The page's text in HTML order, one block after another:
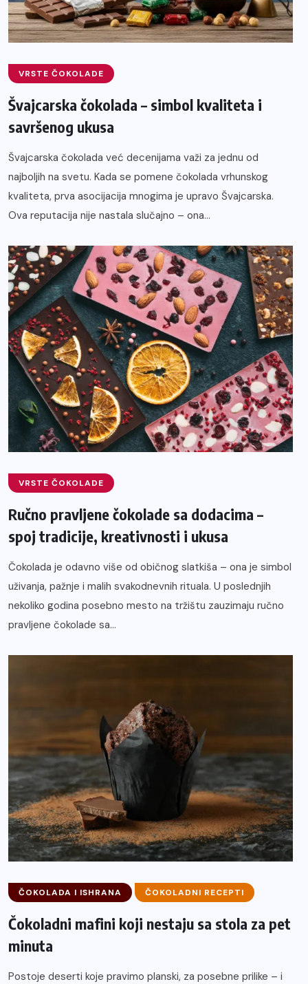
VRSTE ČOKOLADE
Švajcarska čokolada – simbol kvaliteta i
savršenog ukusa
Švajcarska čokolada već decenijama važi za jednu od
najboljih na svetu. Kada se pomene čokolada vrhunskog
kvaliteta, prva asocijacija mnogima je upravo Švajcarska.
Ova reputacija nije nastala slučajno – ona...
VRSTE ČOKOLADE
Ručno pravljene čokolade sa dodacima –
spoj tradicije, kreativnosti i ukusa
Čokolada je odavno više od običnog slatkiša – ona je simbol
uživanja, pažnje i malih svakodnevnih rituala. U poslednjih
nekoliko godina posebno mesto na tržištu zauzimaju ručno
pravljene čokolade sa...
ČOKOLADA I ISHRANA ČOKOLADNI RECEPTI
Čokoladni mafini koji nestaju sa stola za pet
minuta
Postoje deserti koje pravimo planski, za posebne prilike – i